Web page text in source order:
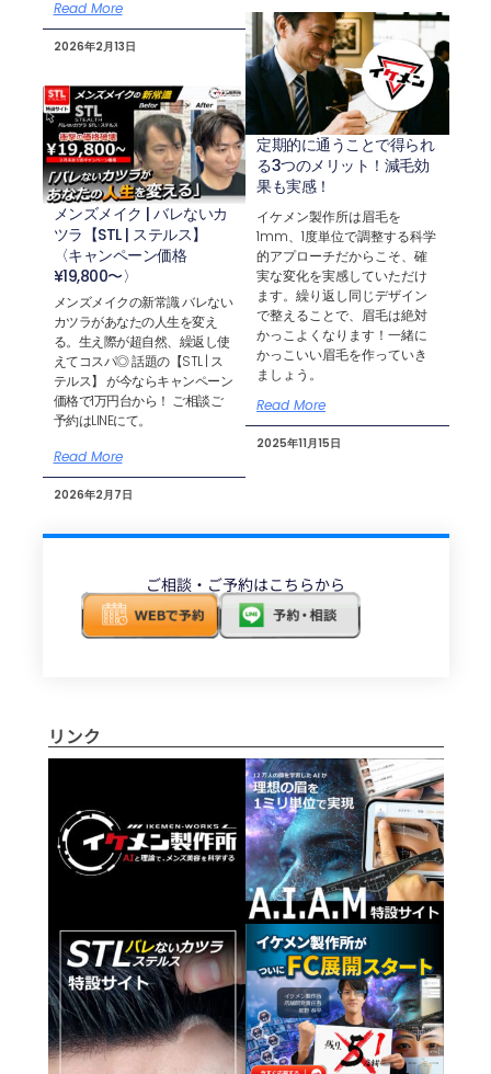
Read More
2026年2月13日
メンズメイク | バレないカ
ツラ【STL | ステルス】
〈キャンペーン価格
¥19,800〜〉
メンズメイクの新常識 バレない
カツラがあなたの人生を変え
る。生え際が超自然、繰返し使
えてコスパ◎ 話題の【STL | ス
テルス】 が今ならキャンペーン
価格で1万円台から！ ご相談ご
予約はLINEにて。
Read More
2026年2月7日
定期的に通うことで得られ
る3つのメリット！減毛効
果も実感！
イケメン製作所は眉毛を
1mm、1度単位で調整する科学
的アプローチだからこそ、確
実な変化を実感していただけ
ます。繰り返し同じデザイン
で整えることで、眉毛は絶対
かっこよくなります！一緒に
かっこいい眉毛を作っていき
ましょう。
Read More
2025年11月15日
ご相談・ご予約はこちらから
リンク